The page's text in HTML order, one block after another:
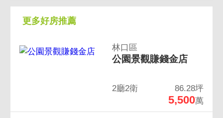
更多好房推薦
林口區
公園景觀賺錢金店
2廳2衛 86.28坪
5,500萬